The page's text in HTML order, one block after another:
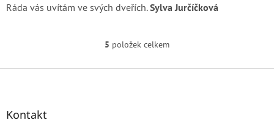
Ráda vás uvítám ve svých dveřích.Sylva Jurčíčková
O
l
5 položek celkem
Z
Kontakt